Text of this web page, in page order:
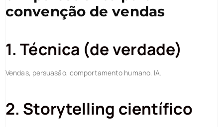
convenção de vendas
1. Técnica (de verdade)
Vendas, persuasão, comportamento humano, IA.
2. Storytelling científico